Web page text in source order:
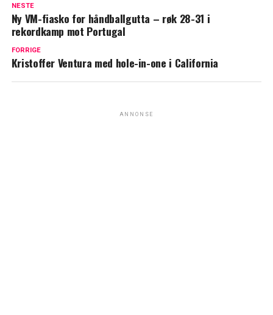
NESTE
Ny VM-fiasko for håndballgutta – røk 28-31 i
rekordkamp mot Portugal
FORRIGE
Kristoffer Ventura med hole-in-one i California
ANNONSE